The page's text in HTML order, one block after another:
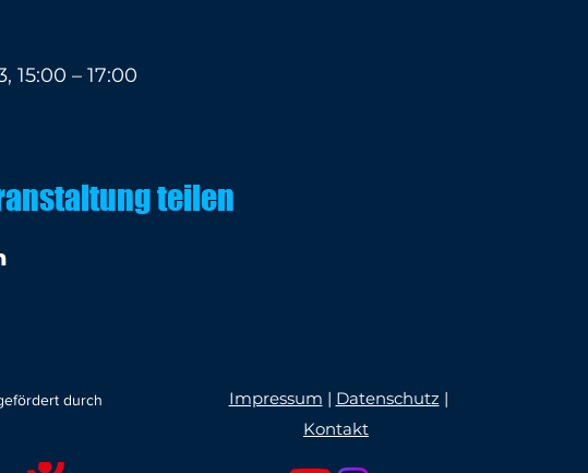
15:00 – 17:00
teilen
durch Impressum | Datenschutz |
Kontakt